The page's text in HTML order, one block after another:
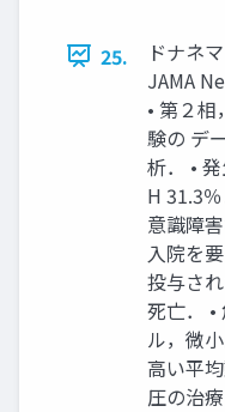
25.
ドナネ
JAMA
• 第２
験の デ
析． •
H 31.3
意識障
入院を
投与さ
死亡． •
ル，微
高い平
圧の治療